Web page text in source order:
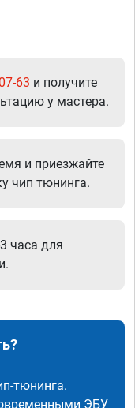
63 и получите
у мастера.
и приезжайте
чип тюнинга.
часа для
тюнинга.
ЭБУ